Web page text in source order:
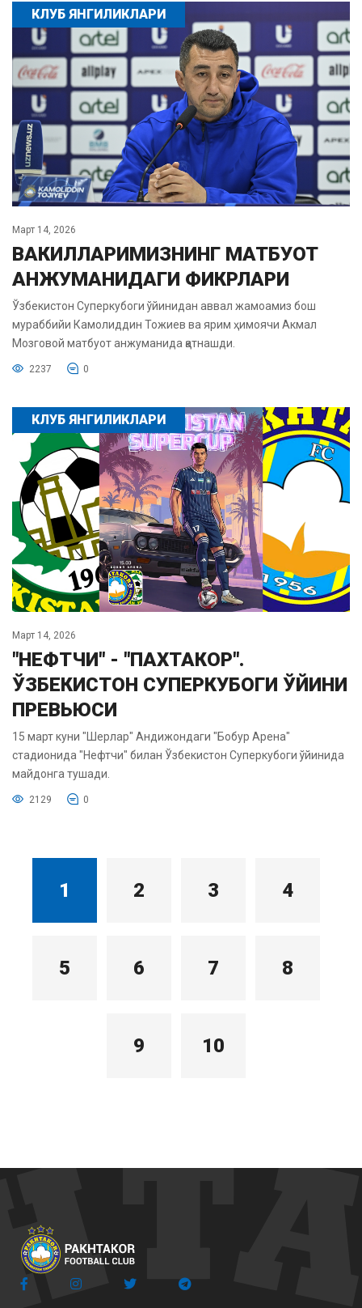
КЛУБ ЯНГИЛИКЛАРИ
Март 14, 2026
ВАКИЛЛАРИМИЗНИНГ МАТБУОТ
АНЖУМАНИДАГИ ФИКРЛАРИ
Ўзбекистон Суперкубоги ўйинидан аввал жамоамиз бош
мураббийи Камолиддин Тожиев ва ярим ҳимоячи Акмал
Мозговой матбуот анжуманида қатнашди.
2237 0
КЛУБ ЯНГИЛИКЛАРИ
Март 14, 2026
"НЕФТЧИ" - "ПАХТАКОР".
ЎЗБЕКИСТОН СУПЕРКУБОГИ ЎЙИНИ
ПРЕВЬЮСИ
15 март куни "Шерлар" Андижондаги "Бобур Арена"
стадионида "Нефтчи" билан Ўзбекистон Суперкубоги ўйинида
майдонга тушади.
2129 0
1 2 3 4
5 6 7 8
9 10